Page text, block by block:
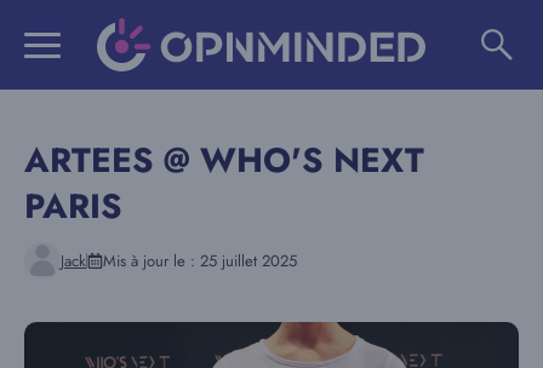
ARTEES @ WHO'S NEXT
PARIS
Jack Mis à jour le : 25 juillet 2025